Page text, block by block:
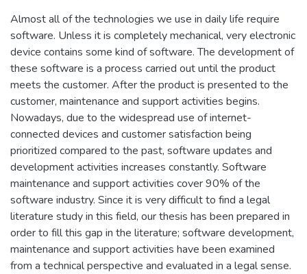
Almost all of the technologies we use in daily life require
software. Unless it is completely mechanical, very electronic
device contains some kind of software. The development of
these software is a process carried out until the product
meets the customer. After the product is presented to the
customer, maintenance and support activities begins.
Nowadays, due to the widespread use of internet-
connected devices and customer satisfaction being
prioritized compared to the past, software updates and
development activities increases constantly. Software
maintenance and support activities cover 90% of the
software industry. Since it is very difficult to find a legal
literature study in this field, our thesis has been prepared in
order to fill this gap in the literature; software development,
maintenance and support activities have been examined
from a technical perspective and evaluated in a legal sense.